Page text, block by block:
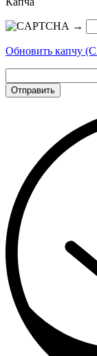
→
Обновить капчу
Отправить